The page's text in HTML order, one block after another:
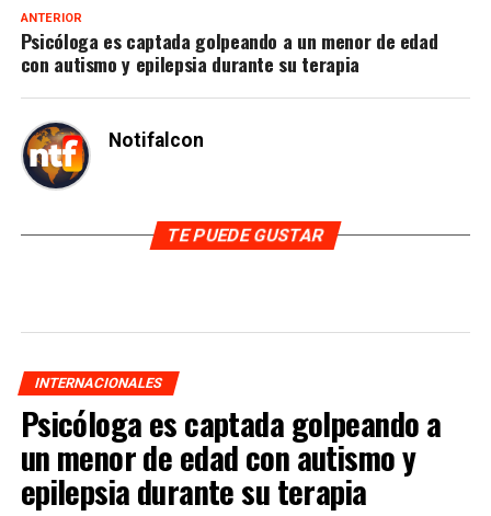
ANTERIOR
Psicóloga es captada golpeando a un menor de edad
con autismo y epilepsia durante su terapia
Notifalcon
TE PUEDE GUSTAR
INTERNACIONALES
Psicóloga es captada golpeando a
un menor de edad con autismo y
epilepsia durante su terapia